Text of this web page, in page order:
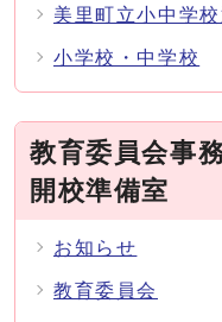
美里町立小中学
小学校・中学校
教育委員会事
開校準備室
お知らせ
教育委員会